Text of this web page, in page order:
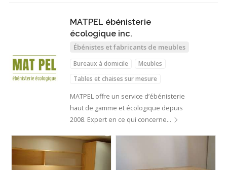
MATPEL ébénisterie
écologique inc.
Ébénistes et fabricants de meubles
Bureaux à domicile
Meubles
Tables et chaises sur mesure
MATPEL offre un service d’ébénisterie
haut de gamme et écologique depuis
2008. Expert en ce qui concerne…